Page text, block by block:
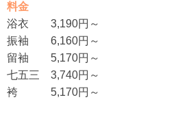
料金
浴衣 3,190円～
振袖 6,160円～
留袖 5,170円～
七五三 3,740円～
袴 5,170円～